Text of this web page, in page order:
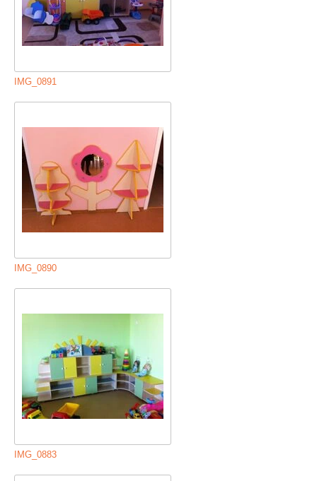
IMG_0891
IMG_0890
IMG_0883